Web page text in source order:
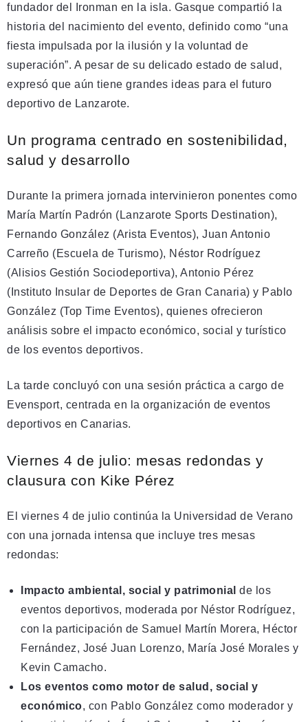
fundador del Ironman en la isla. Gasque compartió la
historia del nacimiento del evento, definido como “una
fiesta impulsada por la ilusión y la voluntad de
superación”. A pesar de su delicado estado de salud,
expresó que aún tiene grandes ideas para el futuro
deportivo de Lanzarote.
Un programa centrado en sostenibilidad,
salud y desarrollo
Durante la primera jornada intervinieron ponentes como
María Martín Padrón (Lanzarote Sports Destination),
Fernando González (Arista Eventos), Juan Antonio
Carreño (Escuela de Turismo), Néstor Rodríguez
(Alisios Gestión Sociodeportiva), Antonio Pérez
(Instituto Insular de Deportes de Gran Canaria) y Pablo
González (Top Time Eventos), quienes ofrecieron
análisis sobre el impacto económico, social y turístico
de los eventos deportivos.
La tarde concluyó con una sesión práctica a cargo de
Evensport, centrada en la organización de eventos
deportivos en Canarias.
Viernes 4 de julio: mesas redondas y
clausura con Kike Pérez
El viernes 4 de julio continúa la Universidad de Verano
con una jornada intensa que incluye tres mesas
redondas:
Impacto ambiental, social y patrimonial de los
eventos deportivos, moderada por Néstor Rodríguez,
con la participación de Samuel Martín Morera, Héctor
Fernández, José Juan Lorenzo, María José Morales y
Kevin Camacho.
Los eventos como motor de salud, social y
económico, con Pablo González como moderador y